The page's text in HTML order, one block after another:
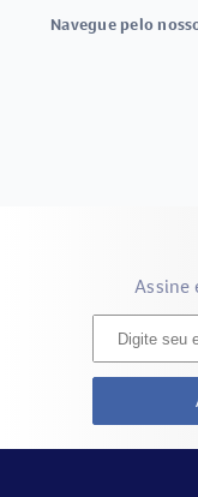
Navegue pelo
Assine